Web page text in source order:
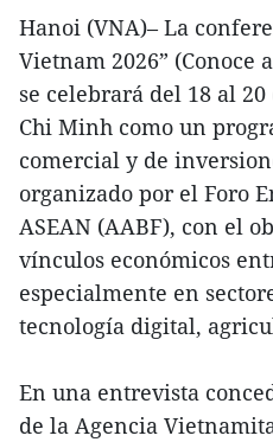
Hanoi (VNA)– La
Vietnam 2026” (Conoce
se celebrará del 18 al
Chi Minh como un
comercial y de
organizado por el Foro
ASEAN (AABF), con el
vínculos económicos
especialmente en
tecnología digital,
En una entrevista
de la Agencia